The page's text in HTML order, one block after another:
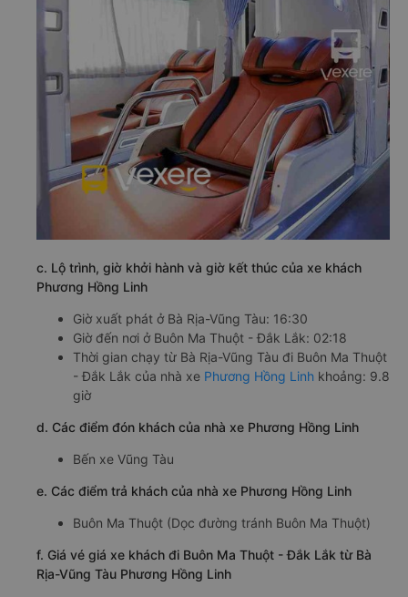
c. Lộ trình, giờ khởi hành và giờ kết thúc của xe khách
Phương Hồng Linh
Giờ xuất phát ở Bà Rịa-Vũng Tàu: 16:30
Giờ đến nơi ở Buôn Ma Thuột - Đắk Lắk: 02:18
Thời gian chạy từ Bà Rịa-Vũng Tàu đi Buôn Ma Thuột
- Đắk Lắk của nhà xe Phương Hồng Linh khoảng: 9.8
giờ
d. Các điểm đón khách của nhà xe Phương Hồng Linh
Bến xe Vũng Tàu
e. Các điểm trả khách của nhà xe Phương Hồng Linh
Buôn Ma Thuột (Dọc đường tránh Buôn Ma Thuột)
f. Giá vé giá xe khách đi Buôn Ma Thuột - Đắk Lắk từ Bà
Rịa-Vũng Tàu Phương Hồng Linh